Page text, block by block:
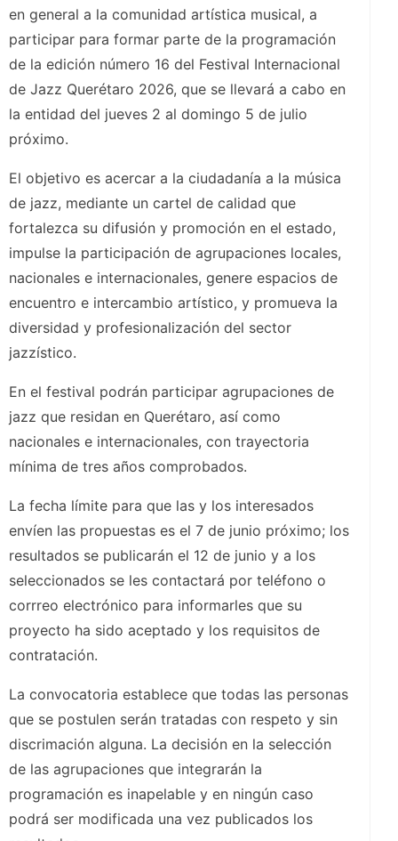
en general a la comunidad artística musical, a
participar para formar parte de la programación
de la edición número 16 del Festival Internacional
de Jazz Querétaro 2026, que se llevará a cabo en
la entidad del jueves 2 al domingo 5 de julio
próximo.
El objetivo es acercar a la ciudadanía a la música
de jazz, mediante un cartel de calidad que
fortalezca su difusión y promoción en el estado,
impulse la participación de agrupaciones locales,
nacionales e internacionales, genere espacios de
encuentro e intercambio artístico, y promueva la
diversidad y profesionalización del sector
jazzístico.
En el festival podrán participar agrupaciones de
jazz que residan en Querétaro, así como
nacionales e internacionales, con trayectoria
mínima de tres años comprobados.
La fecha límite para que las y los interesados
envíen las propuestas es el 7 de junio próximo; los
resultados se publicarán el 12 de junio y a los
seleccionados se les contactará por teléfono o
corrreo electrónico para informarles que su
proyecto ha sido aceptado y los requisitos de
contratación.
La convocatoria establece que todas las personas
que se postulen serán tratadas con respeto y sin
discrimación alguna. La decisión en la selección
de las agrupaciones que integrarán la
programación es inapelable y en ningún caso
podrá ser modificada una vez publicados los